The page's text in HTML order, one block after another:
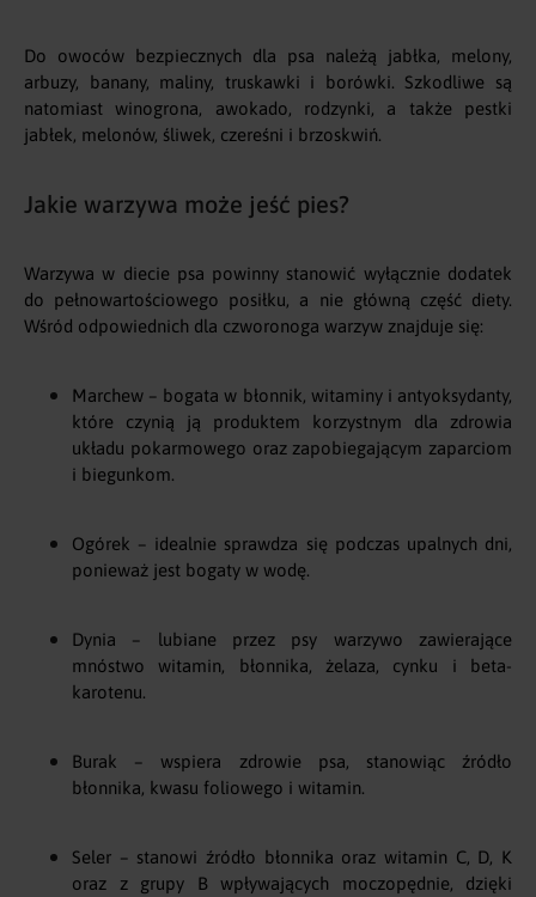
Do owoców bezpiecznych dla psa należą jabłka, melony,
arbuzy, banany, maliny, truskawki i borówki. Szkodliwe są
natomiast winogrona, awokado, rodzynki, a także pestki
jabłek, melonów, śliwek, czereśni i brzoskwiń.
Jakie warzywa może jeść pies?
Warzywa w diecie psa powinny stanowić wyłącznie dodatek
do pełnowartościowego posiłku, a nie główną część diety.
Wśród odpowiednich dla czworonoga warzyw znajduje się:
Marchew – bogata w błonnik, witaminy i antyoksydanty,
które czynią ją produktem korzystnym dla zdrowia
układu pokarmowego oraz zapobiegającym zaparciom
i biegunkom.
Ogórek – idealnie sprawdza się podczas upalnych dni,
ponieważ jest bogaty w wodę.
Dynia – lubiane przez psy warzywo zawierające
mnóstwo witamin, błonnika, żelaza, cynku i beta-
karotenu.
Burak – wspiera zdrowie psa, stanowiąc źródło
błonnika, kwasu foliowego i witamin.
Seler – stanowi źródło błonnika oraz witamin C, D, K
oraz z grupy B wpływających moczopędnie, dzięki